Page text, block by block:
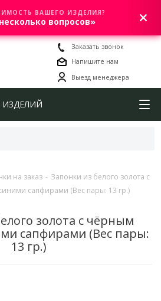
0
Заказать звонок
Напишите нам
Выезд менеджера
на заказ - Запонки из белого золота с
сапфирами (Вес пары: 13 гр.)
золота с чёрным
сапфирами (Вес пары:
13 гр.)
ВАШЕГО ИЗДЕЛИЯ?
вопросов»